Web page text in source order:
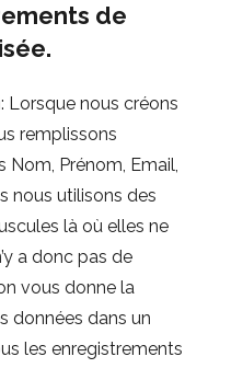
de
Lorsque nous créons
remplissons
Prénom, Email,
nous utilisons des
là où elles ne
a donc pas de
vous donne la
données dans un
les enregistrements